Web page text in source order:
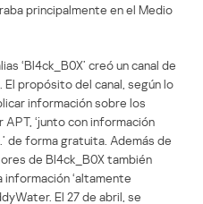
principalmente en el Medio
‘Bl4ck_B0X’ creó un canal de
El propósito del canal, según lo
información sobre los
‘junto con información
de forma gratuita. Además de
de Bl4ck_B0X también
información ‘altamente
El 27 de abril, se